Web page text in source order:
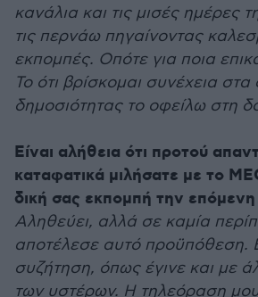
κανάλια και τις μισές ημέρες
τις περνάω πηγαίνοντας
εκπομπές. Οπότε για ποια
To ότι βρίσκομαι συνέχεια
δημοσιότητας το οφείλω στη
Είναι αλήθεια ότι προτού
καταφατικά μιλήσατε με το
δική σας εκπομπή την
Αληθεύει, αλλά σε καμία
αποτέλεσε αυτό προϋπόθεση.
συζήτηση, όπως έγινε και με
των υστέρων. Η τηλεόραση μου